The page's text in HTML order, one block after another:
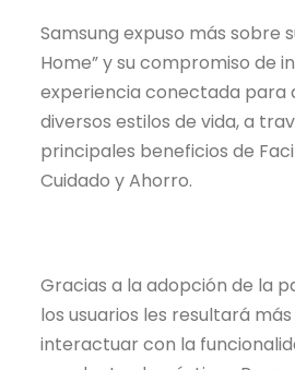
Samsung expuso más sobre
Home” y su compromiso de
experiencia conectada para
diversos estilos de vida, a
principales beneficios de
Cuidado y Ahorro.
Gracias a la adopción de la
los usuarios les resultará
interactuar con la